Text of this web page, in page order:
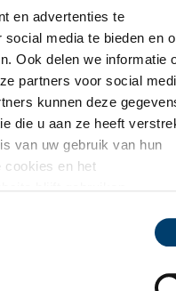
en advertenties te
media te bieden en
Ook delen we informatie
partners voor social
kunnen deze
die u aan ze heeft
van uw gebruik van hun
cookies en het
zien wat zich vroeger
buurt, maar ook op
mee op avontuur door